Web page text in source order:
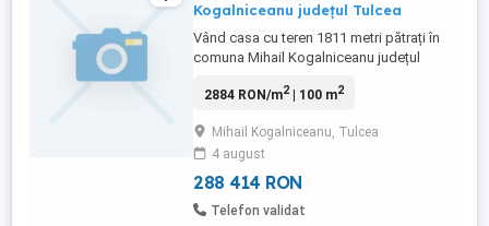
Kogalniceanu județul Tulcea
Vând casa cu teren 1811 metri pătrați în
comuna Mihail Kogalniceanu județul
2884 RON/m2| 100 m2
Mihail Kogalniceanu, Tulcea
4 august
288 414 RON
Telefon validat